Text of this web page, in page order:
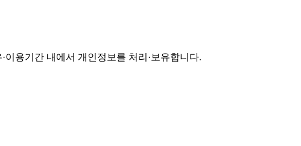
용기간 내에서 개인정보를 처리·보유합니다.